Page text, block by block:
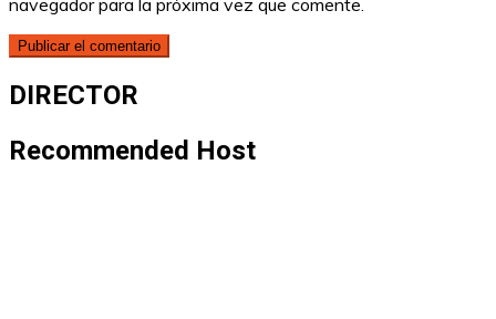
navegador para la próxima vez que comente.
DIRECTOR
Recommended Host